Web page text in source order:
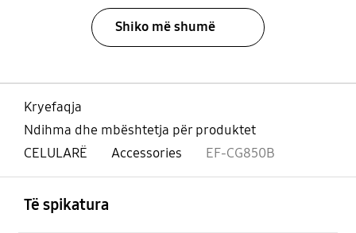
Shiko më shumë
Kryefaqja
Ndihma dhe mbështetja për produktet
CELULARË
Accessories EF-CG850B
Të spikatura